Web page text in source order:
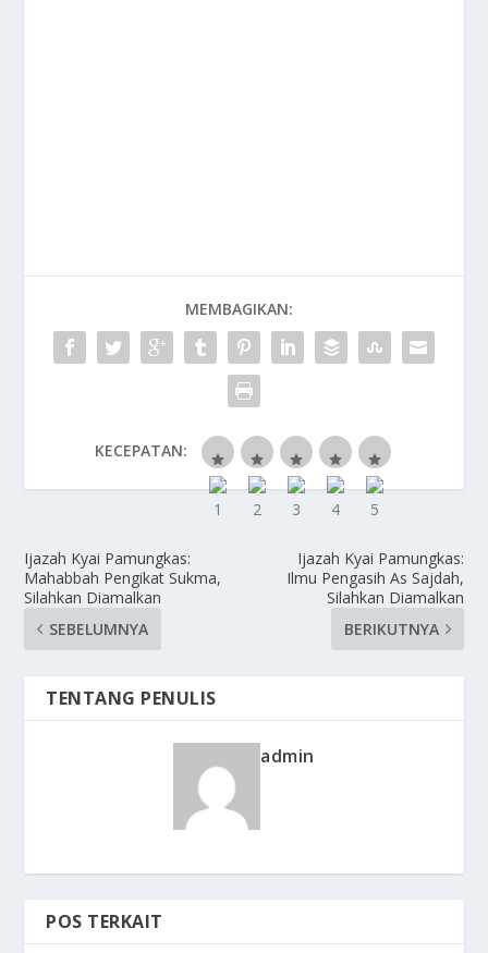
MEMBAGIKAN:
KECEPATAN:
Ijazah Kyai Pamungkas:
Mahabbah Pengikat Sukma,
Silahkan Diamalkan
SEBELUMNYA
Ijazah Kyai Pamungkas:
Ilmu Pengasih As Sajdah,
Silahkan Diamalkan
BERIKUTNYA
TENTANG PENULIS
admin
POS TERKAIT